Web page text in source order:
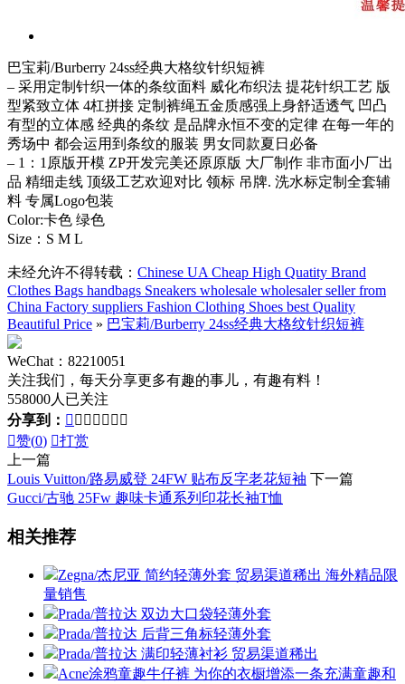
巴宝莉/Burberry 24ss经典大格纹针织短裤
– 采用定制针织一体的条纹面料 威化布织法 提花针织工艺 版
型紧致立体 4杠拼接 定制裤绳五金质感强上身舒适透气 凹凸
有型的立体感 经典的条纹 是品牌永恒不变的定律 在每一年的
秀场中 都会运用到条纹的服装 男女同款夏日必备
– 1：1原版开模 ZP开发完美还原原版 大厂制作 非市面小厂出
品 精细走线 顶级工艺欢迎对比 领标 吊牌. 洗水标定制全套辅
料 专属Logo包装
Color:卡色 绿色
Size：S M L
未经允许不得转载： Chinese UA Cheap High Quatity Brand
Clothes Bags handbags Sneakers wholesale wholesaler seller from
China Factory suppliers Fashion Clothing Shoes best Quality
Beautiful Price » 巴宝莉/Burberry 24ss经典大格纹针织短裤
WeChat：82210051
关注我们，每天分享更多有趣的事儿，有趣有料！
558000人已关注
分享到：       
赞(0) 打赏
上一篇
Louis Vuitton/路易威登 24FW 贴布反字老花短袖 下一篇
Gucci/古驰 25Fw 趣味卡通系列印花长袖T恤
相关推荐
Zegna/杰尼亚 简约轻薄外套 贸易渠道稀出 海外精品限
量销售
Prada/普拉达 双边大口袋轻薄外套
Prada/普拉达 后背三角标轻薄外套
Prada/普拉达 满印轻薄衬衫 贸易渠道稀出
Acne涂鸦童趣牛仔裤 为你的衣橱增添一条充满童趣和